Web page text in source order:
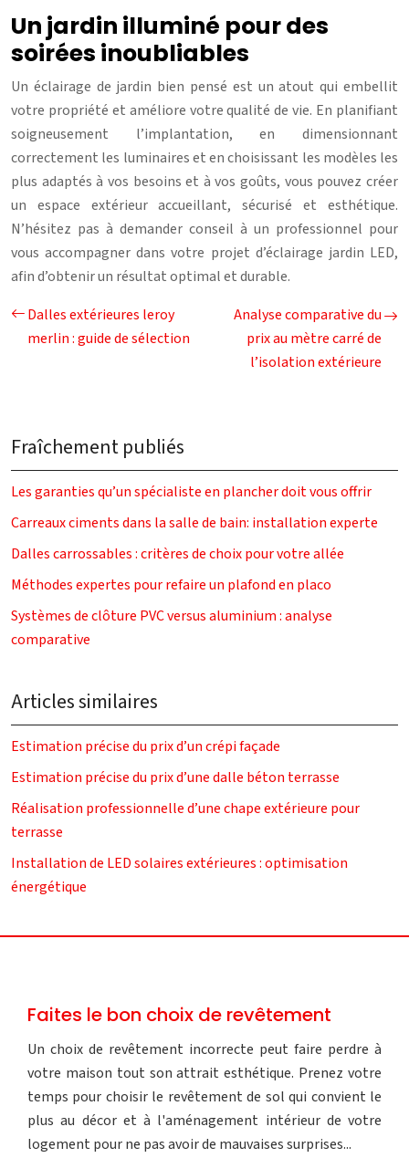
Un jardin illuminé pour des
soirées inoubliables
Un éclairage de jardin bien pensé est un atout qui embellit
votre propriété et améliore votre qualité de vie. En planifiant
soigneusement l’implantation, en dimensionnant
correctement les luminaires et en choisissant les modèles les
plus adaptés à vos besoins et à vos goûts, vous pouvez créer
un espace extérieur accueillant, sécurisé et esthétique.
N’hésitez pas à demander conseil à un professionnel pour
vous accompagner dans votre projet d’éclairage jardin LED,
afin d’obtenir un résultat optimal et durable.
Dalles extérieures leroy
merlin : guide de sélection
Analyse comparative du
prix au mètre carré de
l’isolation extérieure
Fraîchement publiés
Les garanties qu’un spécialiste en plancher doit vous offrir
Carreaux ciments dans la salle de bain: installation experte
Dalles carrossables : critères de choix pour votre allée
Méthodes expertes pour refaire un plafond en placo
Systèmes de clôture PVC versus aluminium : analyse
comparative
Articles similaires
Estimation précise du prix d’un crépi façade
Estimation précise du prix d’une dalle béton terrasse
Réalisation professionnelle d’une chape extérieure pour
terrasse
Installation de LED solaires extérieures : optimisation
énergétique
Faites le bon choix de revêtement
Un choix de revêtement incorrecte peut faire perdre à
votre maison tout son attrait esthétique. Prenez votre
temps pour choisir le revêtement de sol qui convient le
plus au décor et à l'aménagement intérieur de votre
logement pour ne pas avoir de mauvaises surprises...